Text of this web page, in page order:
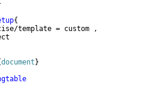
{
template = custom ,
document }